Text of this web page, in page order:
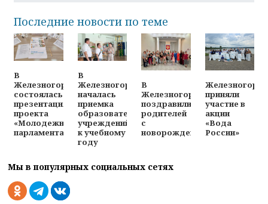
Последние новости по теме
В
Железногорске
состоялась
презентация
проекта
«Молодежного
парламента»
В
Железногорске
началась
приемка
образовательных
учреждений
к учебному
году
В
Железногорске
поздравили
родителей
с
новорожденными
приняли
участие в
акции
«Вода
России»
Мы в популярных социальных сетях